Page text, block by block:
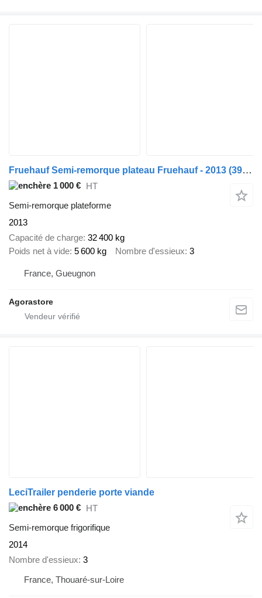
Fruehauf Semi-remorque plateau Fruehauf - 2013 (3908)
1 000 € HT
Semi-remorque plateforme
2013
Capacité de charge 32 400 kg
Poids net à vide 5 600 kg Nombre d'essieux 3
France, Gueugnon
Agorastore
LeciTrailer penderie porte viande
6 000 € HT
Semi-remorque frigorifique
2014
Nombre d'essieux 3
France, Thouaré-sur-Loire